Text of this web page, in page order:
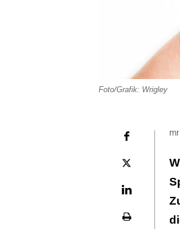
Foto/Grafik: Wrigley
Plattform
mr